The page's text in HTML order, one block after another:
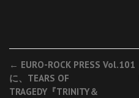
Post
navigation
← EURO-ROCK PRESS Vol.101
に、TEARS OF
TRAGEDY『TRINITY＆